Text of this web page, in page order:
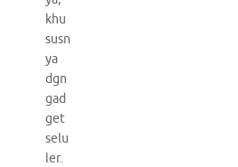
khu
susn
ya
dgn
gad
get
selu
ler.